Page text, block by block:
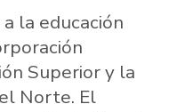
la educación
Superior y la
Norte. El